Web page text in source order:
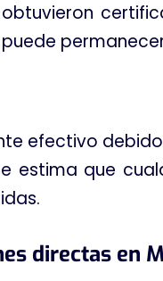
efectivo
estima que
.
directas en